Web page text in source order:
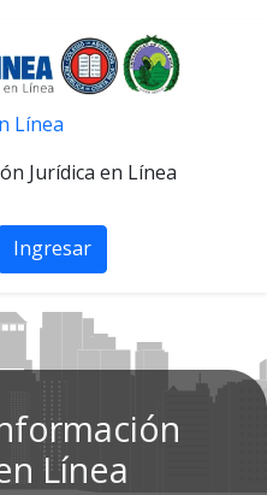
Línea
Jurídica en Línea
Ingresar
Línea